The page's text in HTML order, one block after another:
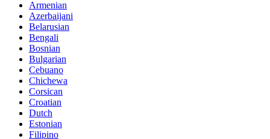
Armenian
Azerbaijani
Belarusian
Bengali
Bosnian
Bulgarian
Cebuano
Chichewa
Corsican
Croatian
Dutch
Estonian
Filipino